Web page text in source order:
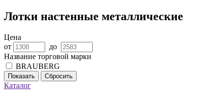
Лотки настенные металлические
Цена
от
до
Название торговой марки
BRAUBERG
Показать Сбросить
Каталог